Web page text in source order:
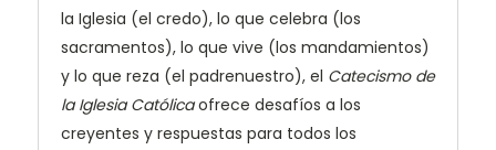
la Iglesia (el credo), lo que celebra (los
sacramentos), lo que vive (los mandamientos)
y lo que reza (el padrenuestro), el Catecismo de
la Iglesia Católicaofrece desafíos a los
creyentes y respuestas para todos los